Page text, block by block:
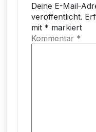
Deine E-Mail-
veröffentlicht.
mit * markiert
Kommentar *